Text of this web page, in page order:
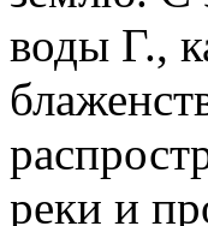
воды Г.,
реки и